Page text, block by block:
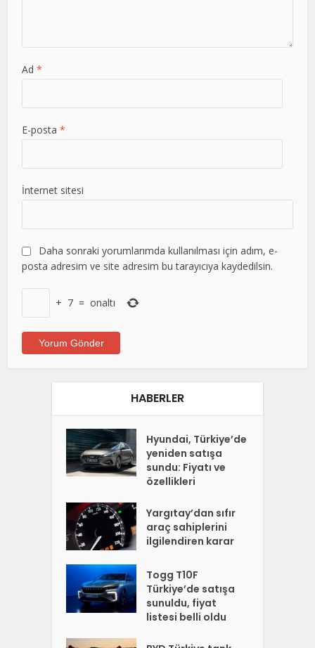
Ad*
E-posta*
İnternet sitesi
Daha sonraki yorumlarımda kullanılması için adım, e-
posta adresim ve site adresim bu tarayıcıya kaydedilsin.
+ 7 = onaltı
HABERLER
Hyundai, Türkiye’de
yeniden satışa
sundu: Fiyatı ve
özellikleri
Yargıtay’dan sıfır
araç sahiplerini
ilgilendiren karar
Togg T10F
Türkiye’de satışa
sunuldu, fiyat
listesi belli oldu